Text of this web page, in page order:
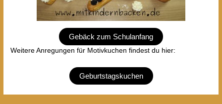
Gebäck zum Schulanfang
Weitere Anregungen für Motivkuchen findest du hier:
Geburtstagskuchen